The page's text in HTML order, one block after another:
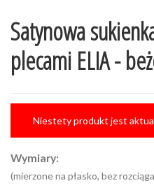
Satynowa
plecami ELIA -
Niestety produkt jest
Wymiary:
(mierzone na płasko, bez